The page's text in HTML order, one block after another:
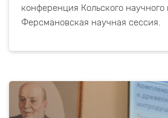
конференция Кольского научного
Ферсмановская научная сессия.